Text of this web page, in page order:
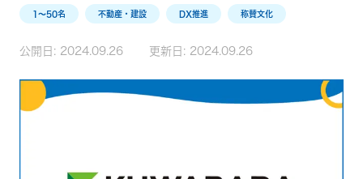
1〜50名 不動産・建設 DX推進 称賛文化
公開日: 2024.09.26 更新日: 2024.09.26